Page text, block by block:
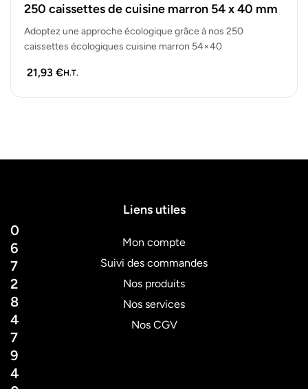
250 caissettes de cuisine marron 54 x 40 mm
Adoptez une approche écologique grâce à nos 250
caissettes écologiques cuisine marron 54×40
21,93 €H.T.
0
6
7
2
8
4
7
9
4
Liens utiles
Mon compte
Suivi des commandes
Nos produits
Nos services
Nos CGV